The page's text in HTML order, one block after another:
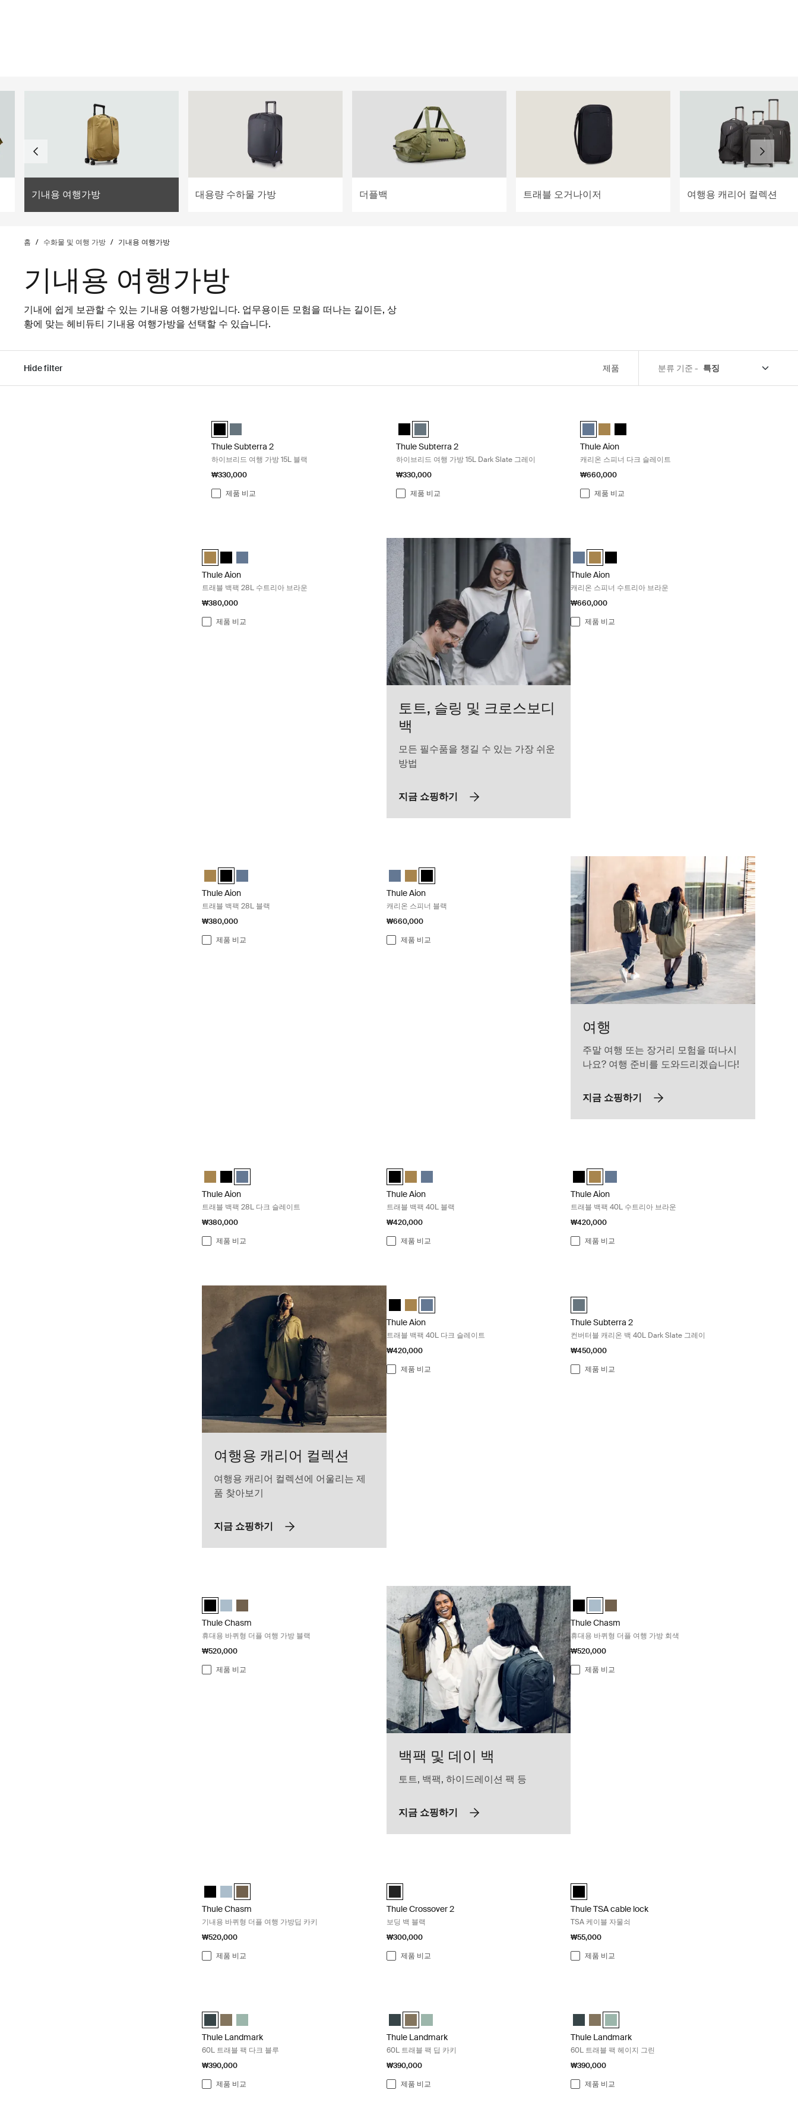
기내용 여행가방 대용량 수하물 가방 더플백 트래블 오거나이저 여행용 캐리어 컬렉션
홈 / 수화물 및 여행 가방 / 기내용 여행가방
기내용 여행가방
기내에 쉽게 보관할 수 있는 기내용 여행가방입니다. 업무용이든 모험을 떠나는 길이든, 상
황에 맞는 헤비듀티 기내용 여행가방을 선택할 수 있습니다.
Hide filter 제품 분류 기준 -
Thule Subterra hybrid travel bag 검정색 (selected)
Thule Subterra hybrid travel bag 어두운 슬레이트
Thule Subterra 2
하이브리드 여행 가방 15L 블랙
₩330,000
제품 비교
Thule Subterra hybrid travel bag 검정색
Thule Subterra hybrid travel bag 어두운 슬레이트 (selected)
Thule Subterra 2
하이브리드 여행 가방 15L Dark Slate 그레이
₩330,000
제품 비교
Thule Aion carry on spinner 어두운 슬레이트 (selected)
Thule Aion carry on spinner Nutria brown
Thule Aion carry on spinner 검정색
Thule Aion
캐리온 스피너 다크 슬레이트
₩660,000
제품 비교
Thule Aion 트래블 백팩 28L 수트리아 브라운 Nutria brown
Thule Aion travel backpack 28L Nutria brown (selected)
Thule Aion travel backpack 28L 검정색
Thule Aion travel backpack 28L 어두운 슬레이트
Thule Aion
트래블 백팩 28L 수트리아 브라운
₩380,000
제품 비교
토트, 슬링 및 크로스보디
백
모든 필수품을 챙길 수 있는 가장 쉬운
방법
지금 쇼핑하기
Thule Aion 캐리온 스피너 수트리아 브라운 Nutria brown
Thule Aion carry on spinner 어두운 슬레이트
Thule Aion carry on spinner Nutria brown (selected)
Thule Aion carry on spinner 검정색
Thule Aion
캐리온 스피너 수트리아 브라운
₩660,000
제품 비교
Thule Aion travel backpack 28L Nutria brown
Thule Aion travel backpack 28L 검정색 (selected)
Thule Aion travel backpack 28L 어두운 슬레이트
Thule Aion
트래블 백팩 28L 블랙
₩380,000
제품 비교
Thule Aion carry on spinner 어두운 슬레이트
Thule Aion carry on spinner Nutria brown
Thule Aion carry on spinner 검정색 (selected)
Thule Aion
캐리온 스피너 블랙
₩660,000
제품 비교
여행
주말 여행 또는 장거리 모험을 떠나시
나요? 여행 준비를 도와드리겠습니다!
지금 쇼핑하기
Thule Aion travel backpack 28L Nutria brown
Thule Aion travel backpack 28L 검정색
Thule Aion travel backpack 28L 어두운 슬레이트 (selected)
Thule Aion
트래블 백팩 28L 다크 슬레이트
₩380,000
제품 비교
Thule Aion travel backpack 40L 검정색 (selected)
Thule Aion travel backpack 40L Nutria brown
Thule Aion travel backpack 40L 어두운 슬레이트
Thule Aion
트래블 백팩 40L 블랙
₩420,000
제품 비교
Thule Aion travel backpack 40L 검정색
Thule Aion travel backpack 40L Nutria brown (selected)
Thule Aion travel backpack 40L 어두운 슬레이트
Thule Aion
트래블 백팩 40L 수트리아 브라운
₩420,000
제품 비교
여행용 캐리어 컬렉션
여행용 캐리어 컬렉션에 어울리는 제
품 찾아보기
지금 쇼핑하기
Thule Aion travel backpack 40L 검정색
Thule Aion travel backpack 40L Nutria brown
Thule Aion travel backpack 40L 어두운 슬레이트 (selected)
Thule Aion
트래블 백팩 40L 다크 슬레이트
₩420,000
제품 비교
Thule Subterra convertible carry-on 어두운 슬레이트
Thule Subterra 2
컨버터블 캐리온 백 40L Dark Slate 그레이
₩450,000
제품 비교
Thule Chasm wheeled carry-on duffel 검정색 (selected)
Thule Chasm wheeled carry-on duffel 연못 회색
Thule Chasm wheeled carry-on duffel 깊은 카키
Thule Chasm
휴대용 바퀴형 더플 여행 가방 블랙
₩520,000
제품 비교
백팩 및 데이 백
토트, 백팩, 하이드레이션 팩 등
지금 쇼핑하기
Thule Chasm 휴대용 바퀴형 더플 여행 가방 회색 Pond gray
Thule Chasm wheeled carry-on duffel 검정색
Thule Chasm wheeled carry-on duffel 연못 회색
Thule Chasm wheeled carry-on duffel 깊은 카키
Thule Chasm
휴대용 바퀴형 더플 여행 가방 회색
₩520,000
제품 비교
Thule Chasm wheeled carry-on duffel 검정색
Thule Chasm wheeled carry-on duffel 연못 회색
Thule Chasm wheeled carry-on duffel 깊은 카키 (selected)
Thule Chasm
기내용 바퀴형 더플 여행 가방딥 카키
₩520,000
제품 비교
Thule Crossover 2 boarding bag 검정색 (selected)
Thule Crossover 2
보딩 백 블랙
₩300,000
제품 비교
Thule TSA cable lock 검정색 (selected)
Thule TSA cable lock
TSA 케이블 자물쇠
₩55,000
제품 비교
Thule Landmark 60L 짙은 파란색 (selected)
Thule Landmark 60L 깊은 카키
Thule Landmark 60L Hazy Green
Thule Landmark
60L 트래블 팩 다크 블루
₩390,000
제품 비교
Thule Landmark 60L 짙은 파란색
Thule Landmark 60L 깊은 카키 (selected)
Thule Landmark 60L Hazy Green
Thule Landmark
60L 트래블 팩 딥 카키
₩390,000
제품 비교
Thule Landmark 60L 짙은 파란색
Thule Landmark 60L 깊은 카키
Thule Landmark 60L Hazy Green (selected)
Thule Landmark
60L 트래블 팩 헤이지 그린
₩390,000
제품 비교